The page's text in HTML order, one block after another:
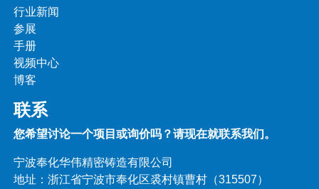
行业新闻
参展
手册
视频中心
博客
联系
您希望讨论一个项目或询价吗？请现在就联系我们。
宁波奉化华伟精密铸造有限公司
地址：浙江省宁波市奉化区裘村镇曹村（315507）